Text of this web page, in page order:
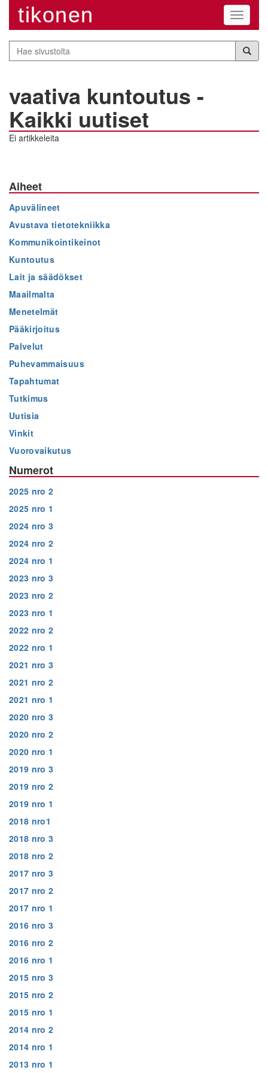
tikonen
Hae
sivustolta
vaativa kuntoutus -
Kaikki uutiset
Ei artikkeleita
Aiheet
Apuvälineet
Avustava tietotekniikka
Kommunikointikeinot
Kuntoutus
Lait ja säädökset
Maailmalta
Menetelmät
Pääkirjoitus
Palvelut
Puhevammaisuus
Tapahtumat
Tutkimus
Uutisia
Vinkit
Vuorovaikutus
Numerot
2025 nro 2
2025 nro 1
2024 nro 3
2024 nro 2
2024 nro 1
2023 nro 3
2023 nro 2
2023 nro 1
2022 nro 2
2022 nro 1
2021 nro 3
2021 nro 2
2021 nro 1
2020 nro 3
2020 nro 2
2020 nro 1
2019 nro 3
2019 nro 2
2019 nro 1
2018 nro1
2018 nro 3
2018 nro 2
2017 nro 3
2017 nro 2
2017 nro 1
2016 nro 3
2016 nro 2
2016 nro 1
2015 nro 3
2015 nro 2
2015 nro 1
2014 nro 2
2014 nro 1
2013 nro 1